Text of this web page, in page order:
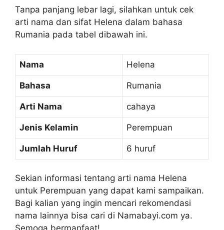
Tanpa panjang lebar lagi, silahkan untuk cek
arti nama dan sifat Helena dalam bahasa
Rumania pada tabel dibawah ini.
Nama Helena
Bahasa Rumania
Arti Nama cahaya
Jenis Kelamin Perempuan
Jumlah Huruf 6 huruf
Sekian informasi tentang arti nama Helena
untuk Perempuan yang dapat kami sampaikan.
Bagi kalian yang ingin mencari rekomendasi
nama lainnya bisa cari di Namabayi.com ya.